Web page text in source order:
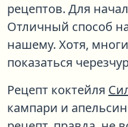
рецептов. Для
Отличный способ
нашему. Хотя,
показаться
Рецепт коктейля
кампари и